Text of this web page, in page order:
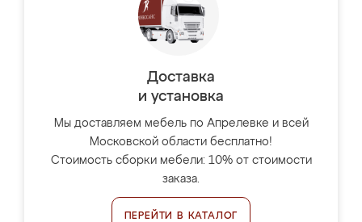
Доставка
и установка
Мы доставляем мебель по Апрелевке и всей
Московской области бесплатно!
Стоимость сборки мебели: 10% от стоимости
заказа.
ПЕРЕЙТИ В КАТАЛОГ